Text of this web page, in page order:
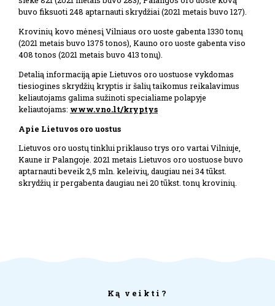
buvo fiksuoti 248 aptarnauti skrydžiai (2021 metais buvo 127).
Krovinių kovo mėnesį Vilniaus oro uoste gabenta 1330 tonų
(2021 metais buvo 1375 tonos), Kauno oro uoste gabenta viso
408 tonos (2021 metais buvo 413 tonų).
Detalią informaciją apie Lietuvos oro uostuose vykdomas
tiesiogines skrydžių kryptis ir šalių taikomus reikalavimus
keliautojams galima sužinoti specialiame polapyje
keliautojams: www.vno.lt/kryptys
Apie Lietuvos oro uostus
Lietuvos oro uostų tinklui priklauso trys oro vartai Vilniuje,
Kaune ir Palangoje. 2021 metais Lietuvos oro uostuose buvo
aptarnauti beveik 2,5 mln. keleivių, daugiau nei 34 tūkst.
skrydžių ir pergabenta daugiau nei 20 tūkst. tonų krovinių.
Ką veikti?